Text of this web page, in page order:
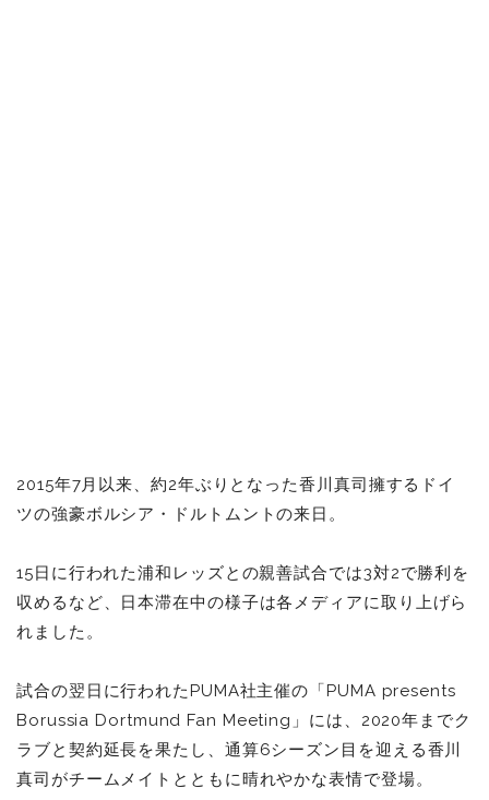
2015年7月以来、約2年ぶりとなった香川真司擁するドイ
ツの強豪ボルシア・ドルトムントの来日。
15日に行われた浦和レッズとの親善試合では3対2で勝利を
収めるなど、日本滞在中の様子は各メディアに取り上げら
れました。
試合の翌日に行われたPUMA社主催の「PUMA presents
Borussia Dortmund Fan Meeting」には、2020年までク
ラブと契約延長を果たし、通算6シーズン目を迎える香川
真司がチームメイトとともに晴れやかな表情で登場。